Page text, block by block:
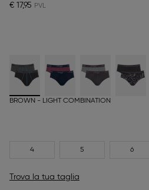
€ 17,95
BROWN - LIGHT COMBINATION
4 5 6
Trova la tua taglia